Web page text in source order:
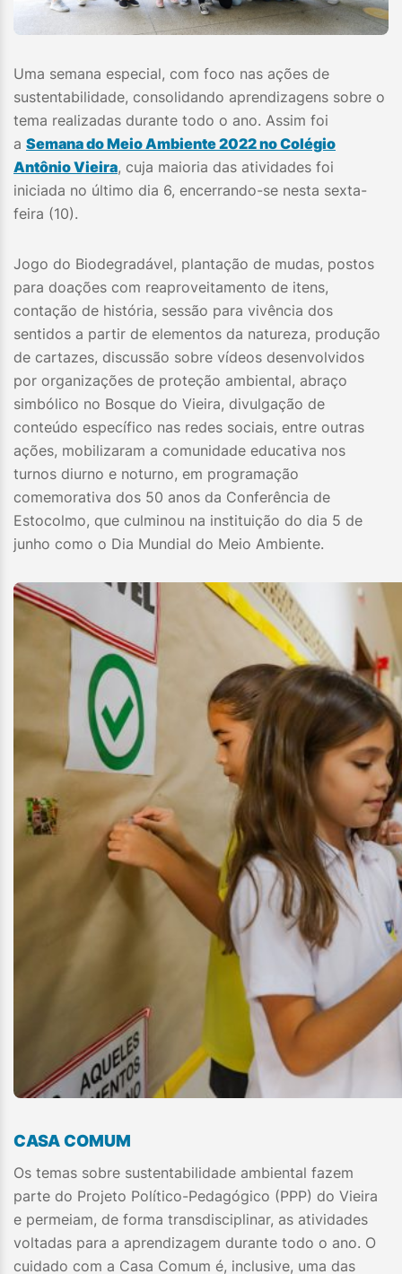
Uma semana especial, com foco nas ações de
sustentabilidade, consolidando aprendizagens sobre o
tema realizadas durante todo o ano. Assim foi
a Semana do Meio Ambiente 2022 no Colégio
Antônio Vieira, cuja maioria das atividades foi
iniciada no último dia 6, encerrando-se nesta sexta-
feira (10).
Jogo do Biodegradável, plantação de mudas, postos
para doações com reaproveitamento de itens,
contação de história, sessão para vivência dos
sentidos a partir de elementos da natureza, produção
de cartazes, discussão sobre vídeos desenvolvidos
por organizações de proteção ambiental, abraço
simbólico no Bosque do Vieira, divulgação de
conteúdo específico nas redes sociais, entre outras
ações, mobilizaram a comunidade educativa nos
turnos diurno e noturno, em programação
comemorativa dos 50 anos da Conferência de
Estocolmo, que culminou na instituição do dia 5 de
junho como o Dia Mundial do Meio Ambiente.
CASA COMUM
Os temas sobre sustentabilidade ambiental fazem
parte do Projeto Político-Pedagógico (PPP) do Vieira
e permeiam, de forma transdisciplinar, as atividades
voltadas para a aprendizagem durante todo o ano. O
cuidado com a Casa Comum é, inclusive, uma das